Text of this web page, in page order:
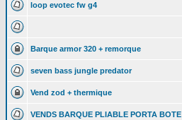
loop evotec fw g4
Barque armor 320 + remorque
seven bass jungle predator
Vend zod + thermique
VENDS BARQUE PLIABLE PORTA BOTE